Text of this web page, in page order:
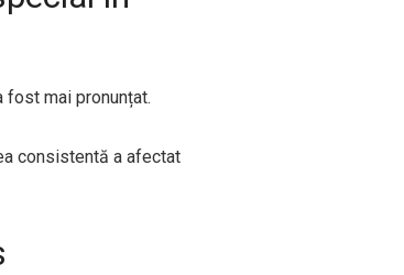
fost mai pronunțat.
consistentă a afectat